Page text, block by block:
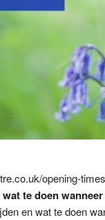
opening-
te doen
en wat te doen